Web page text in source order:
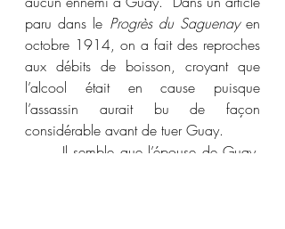
paru dans le Progrès du Saguenay en
octobre 1914, on a fait des reproches
aux débits de boisson, croyant que
l’alcool était en cause puisque
l’assassin aurait bu de façon
considérable avant de tuer Guay.